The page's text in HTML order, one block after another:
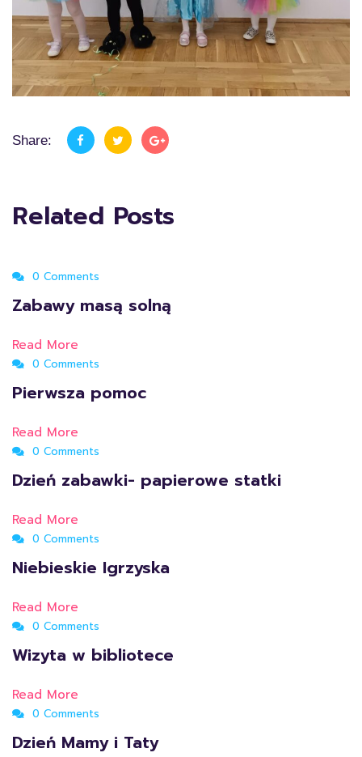
Share:
Related Posts
0 Comments
Zabawy masą solną
Read More
0 Comments
Pierwsza pomoc
Read More
0 Comments
Dzień zabawki- papierowe statki
Read More
0 Comments
Niebieskie Igrzyska
Read More
0 Comments
Wizyta w bibliotece
Read More
0 Comments
Dzień Mamy i Taty